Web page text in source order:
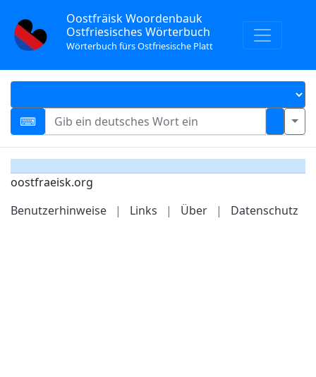
Oostfräisk Woordenbauk
Ostfriesisches Wörterbuch
Wörterbuch fürs Ostfriesische Platt
oostfraeisk.org
Benutzerhinweise
| Links | Über | Datenschutz